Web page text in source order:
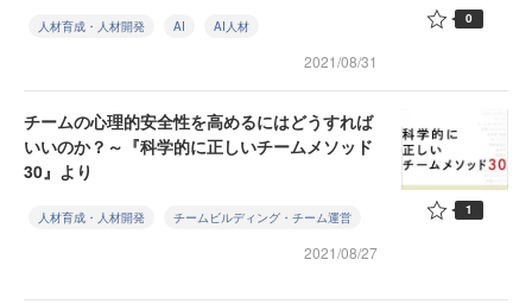
人材育成・人材開発 AI AI人材
2021/08/31
0
チームの心理的安全性を高めるにはどうすれば
いいのか？～『科学的に正しいチームメソッド
30』より
人材育成・人材開発 チームビルディング・チーム運営
2021/08/27
1